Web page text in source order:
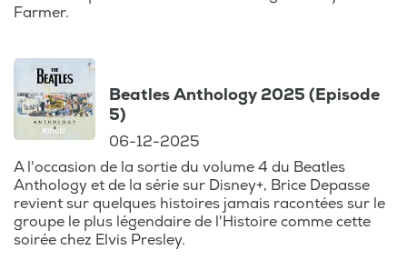
marqué toute une
ballades de Jean-
Jacques Goldman,
des envolées
vocales de Céline
Farmer.
Beatles Anthology 2025 (Episode
5)
06-12-2025
A l'occasion de la sortie du volume 4 du Beatles
Anthology et de la série sur Disney+, Brice Depasse
revient sur quelques histoires jamais racontées sur le
groupe le plus légendaire de l'Histoire comme cette
soirée chez Elvis Presley.